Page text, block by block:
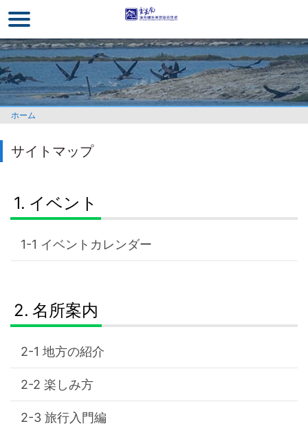
イ
ン
コ
ン
テ
ン
ツ
セ
ホーム
サイトマップ
イベント
イベントカレンダー
名所案内
地方の紹介
楽しみ方
旅行入門編